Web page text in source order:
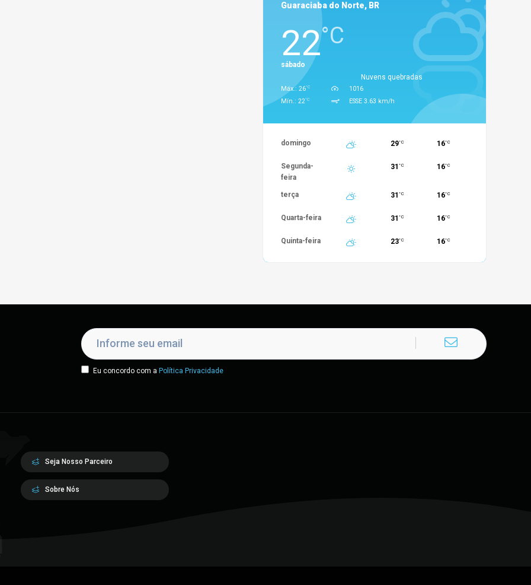
Guaraciaba do Norte, BR
22°C
Nuvens quebradas
sábado
Máx.: 26°C
Mín.: 22°C
1016
ESSE 3.63 km/h
domingo 29°C 16°C
Segunda-
feira
31 °C 16°C
terça 31 °C 16°C
Quarta-feira 31 °C 16°C
Quinta-feira 23°C 16°C
Eu concordo com a Política Privacidade
Seja Nosso Parceiro
Sobre Nós